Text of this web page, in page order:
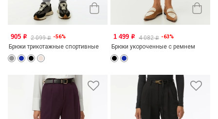
905 o 2 099o -56%
Брюки трикотажные спортивные
1 499 o 4 082o -63%
Брюки укороченные с ремнем